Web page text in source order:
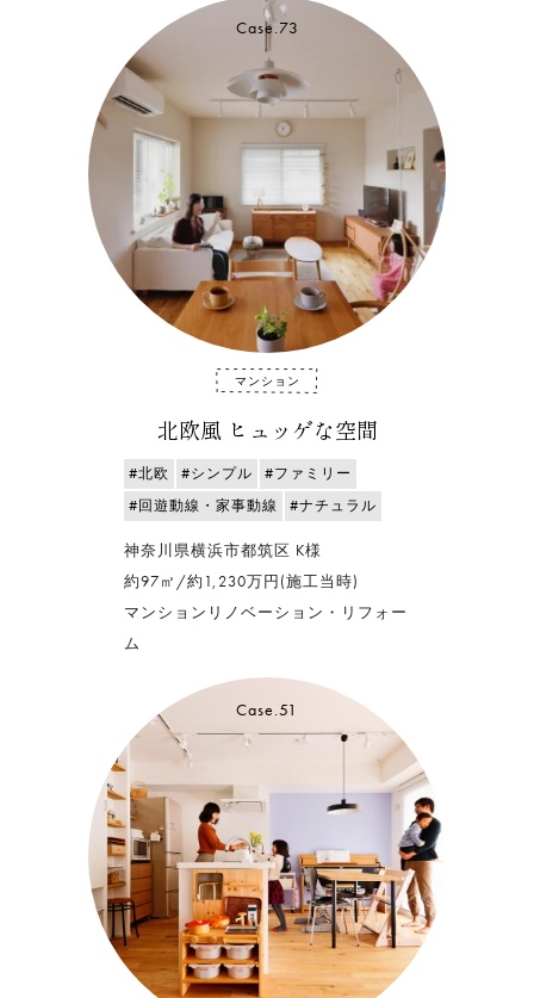
Case.73
マンション
北欧風 ヒュッゲな空間
#北欧 #シンプル
#ファミリー
#回遊動線・家事動線
#ナチュラル
神奈川県横浜市都筑区 K様
約97㎡/約1,230万円(施工当時)
マンションリノベーション・リフォー
ム
Case.51